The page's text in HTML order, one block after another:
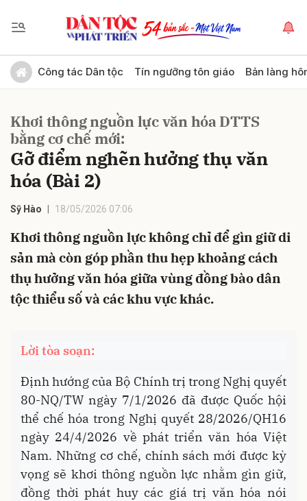
Công tác Dân tộc Tín ngưỡng tôn giáo Bản làng
Khơi thông nguồn lực văn hóa DTTS
bằng cơ chế mới:
Gỡ điểm nghẽn hưởng thụ văn
hóa (Bài 2)
Sỹ Hào 18/05/2026 07:06
Khơi thông nguồn lực không chỉ để gìn giữ di
sản mà còn góp phần thu hẹp khoảng cách
thụ hưởng văn hóa giữa vùng đồng bào dân
tộc thiểu số và các khu vực khác.
Lời tòa soạn:
Định hướng của Bộ Chính trị trong Nghị quyết
80-NQ/TW ngày 7/1/2026 đã được Quốc hội
thể chế hóa trong Nghị quyết 28/2026/QH16
ngày 24/4/2026 về phát triển văn hóa Việt
Nam. Những cơ chế, chính sách mới được kỳ
vọng sẽ khơi thông nguồn lực nhằm gìn giữ,
đồng thời phát huy các giá trị văn hóa nói
Gửi bình luận